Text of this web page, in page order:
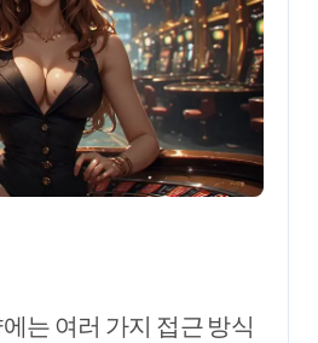
는 여러 가지 접근 방식